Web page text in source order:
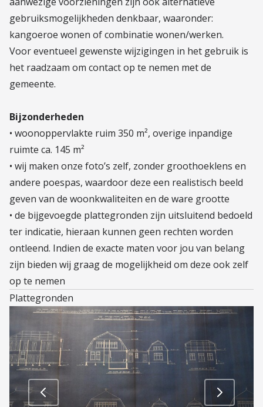
gebruiksmogelijkheden denkbaar, waaronder:
kangoeroe wonen of combinatie wonen/werken.
Voor eventueel gewenste wijzigingen in het gebruik is
het raadzaam om contact op te nemen met de
gemeente.
Bijzonderheden
• woonoppervlakte ruim 350 m², overige inpandige
ruimte ca. 145 m²
• wij maken onze foto’s zelf, zonder groothoeklens en
andere poespas, waardoor deze een realistisch beeld
geven van de woonkwaliteiten en de ware grootte
• de bijgevoegde plattegronden zijn uitsluitend bedoeld
ter indicatie, hieraan kunnen geen rechten worden
ontleend. Indien de exacte maten voor jou van belang
zijn bieden wij graag de mogelijkheid om deze ook zelf
op te nemen
Plattegronden